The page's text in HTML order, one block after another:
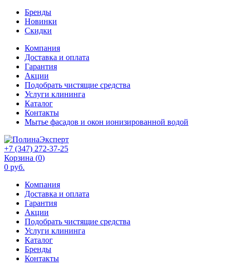
Бренды
Новинки
Скидки
Компания
Доставка и оплата
Гарантия
Акции
Подобрать чистящие средства
Услуги клининга
Каталог
Контакты
Мытье фасадов и окон ионизированной водой
+7 (347) 272-37-25
Корзина (0)
0 руб.
Компания
Доставка и оплата
Гарантия
Акции
Подобрать чистящие средства
Услуги клининга
Каталог
Бренды
Контакты